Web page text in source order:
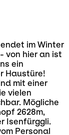
im Winter
von hier an ist
ein
Haustüre!
mit einer
vielen
Mögliche
2628m,
Isenfürggli.
Personal